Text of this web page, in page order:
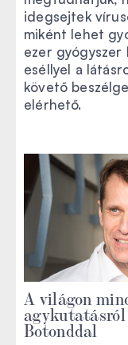
idegsejtek
miként lehet
ezer gyógyszer
eséllyel a
követő
elérhető.
A világon
Botonddal